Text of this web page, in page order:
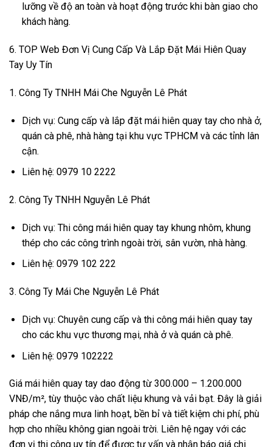
lưỡng về độ an toàn và hoạt động trước khi bàn giao cho
khách hàng.
6. TOP Web Đơn Vị Cung Cấp Và Lắp Đặt Mái Hiên Quay
Tay Uy Tín
1. Công Ty TNHH Mái Che Nguyễn Lê Phát
Dịch vụ: Cung cấp và lắp đặt mái hiên quay tay cho nhà ở,
quán cà phê, nhà hàng tại khu vực TPHCM và các tỉnh lân
cận.
Liên hệ: 0979 10 2222
2. Công Ty TNHH Nguyễn Lê Phát
Dịch vụ: Thi công mái hiên quay tay khung nhôm, khung
thép cho các công trình ngoài trời, sân vườn, nhà hàng.
Liên hệ: 0979 102 222
3. Công Ty Mái Che Nguyễn Lê Phát
Dịch vụ: Chuyên cung cấp và thi công mái hiên quay tay
cho các khu vực thương mại, nhà ở và quán cà phê.
Liên hệ: 0979 102222
Giá mái hiên quay tay dao động từ 300.000 – 1.200.000
VNĐ/m², tùy thuộc vào chất liệu khung và vải bạt. Đây là giải
pháp che nắng mưa linh hoạt, bền bỉ và tiết kiệm chi phí, phù
hợp cho nhiều không gian ngoài trời. Liên hệ ngay với các
đơn vị thi công uy tín để được tư vấn và nhận báo giá chi